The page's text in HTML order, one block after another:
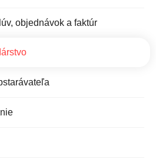
objednávok a faktúr